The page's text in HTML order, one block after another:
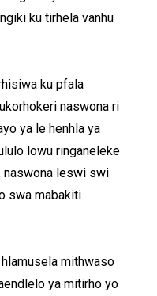
ku tirhela vanhu
ku pfala
naswona ri
ya le henhla ya
lowu ringaneleke
naswona leswi swi
swa mabakiti
mithwaso
ya mitirho yo